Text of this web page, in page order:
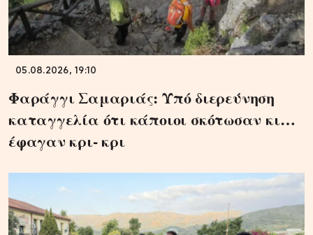
05.08.2026, 19:10
Φαράγγι Σαμαριάς: Υπό διερεύνηση
καταγγελία ότι κάποιοι σκότωσαν κι…
έφαγαν κρι- κρι